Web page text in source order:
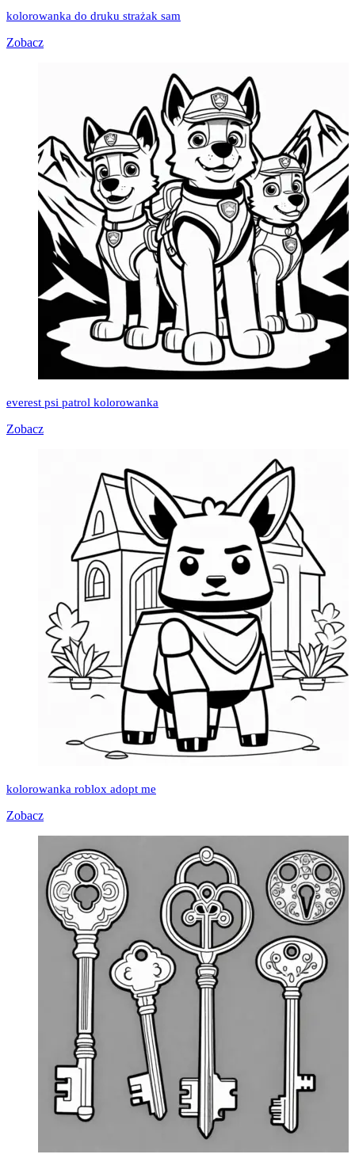
kolorowanka do druku strażak sam
Zobacz
everest psi patrol kolorowanka
Zobacz
kolorowanka roblox adopt me
Zobacz